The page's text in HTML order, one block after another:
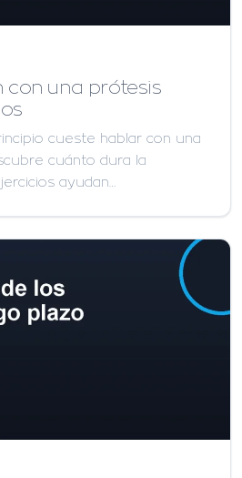
con una prótesis
cueste hablar con una
cuánto dura la
ayudan…